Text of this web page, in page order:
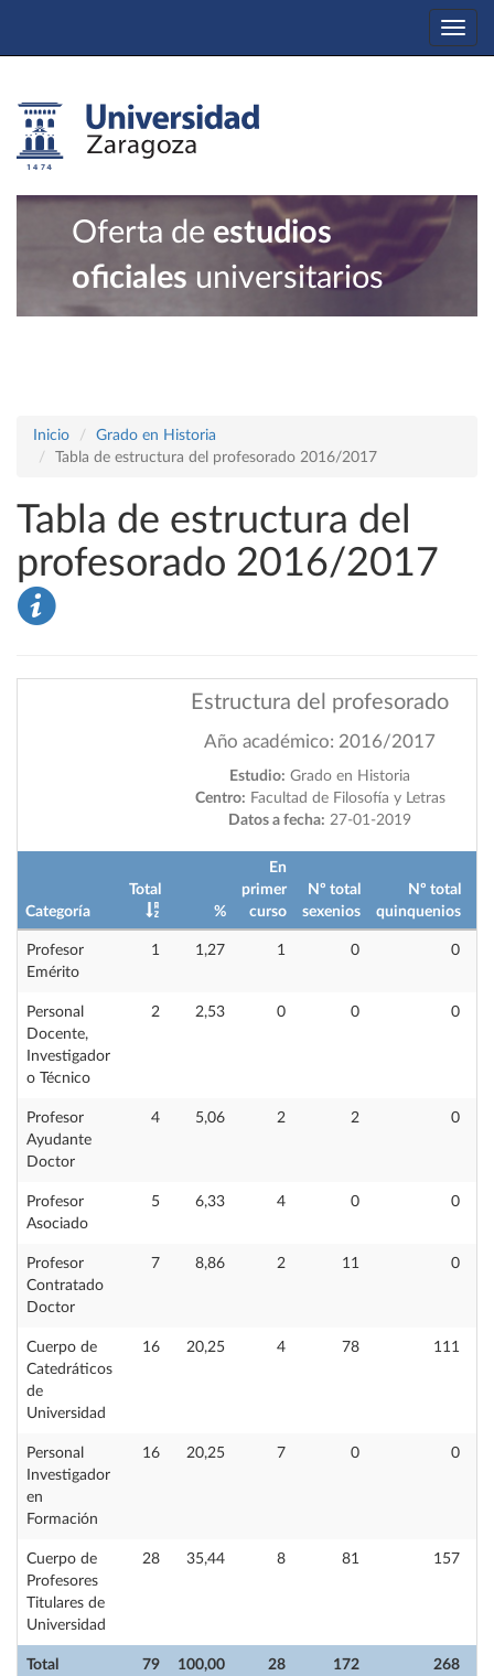
Oferta de estudios
oficiales universitarios
Inicio
Grado en Historia
Tabla de estructura del profesorado 2016/2017
Tabla de estructura del
profesorado 2016/2017
Estructura del profesorado
Año académico: 2016/2017
Estudio: Grado en Historia
Centro: Facultad de Filosofía y Letras
Datos a fecha: 27-01-2019
Categoría
Total
%
En
primer
curso
Nº total
sexenios
Nº total
quinquenios
Total
79 100,00 28 172 268
Profesor
Emérito
1 1,27 1 0 0
Personal
Docente,
Investigador
o Técnico
2 2,53 0 0 0
Profesor
Ayudante
Doctor
4 5,06 2 2 0
Profesor
Asociado
5 6,33 4 0 0
Profesor
Contratado
Doctor
7 8,86 2 11 0
Cuerpo de
Catedráticos
de
Universidad
16 20,25 4 78 111
Personal
Investigador
en
Formación
16 20,25 7 0 0
Cuerpo de
Profesores
Titulares de
Universidad
28 35,44 8 81 157